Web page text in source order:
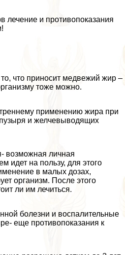
лечение и противопоказания
что приносит медвежий жир –
тоже можно.
применению жира при
и желчевыводящих
возможная личная
идет на пользу, для этого
в малых дозах,
организм. После этого
ли им лечиться.
болезни и воспалительные
еще противопоказания к